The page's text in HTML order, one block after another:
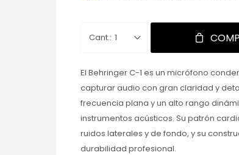
1
El Behringer C-1 es un micrófono
capturar audio con gran claridad y
frecuencia plana y un alto rango
instrumentos acústicos. Su patrón
ruidos laterales y de fondo, y su
durabilidad profesional.